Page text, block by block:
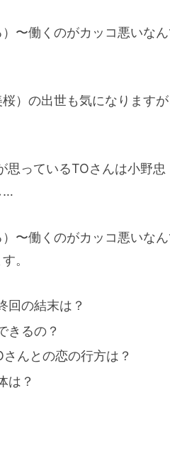
）〜働くのがカッコ悪いな
）の出世も気になります
思っているTOさんは小野
…
〜働くのがカッコ悪いな
。
回の結末は？
きるの？
んとの恋の行方は？
は？